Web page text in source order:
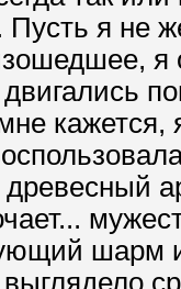
я не
я
шарм